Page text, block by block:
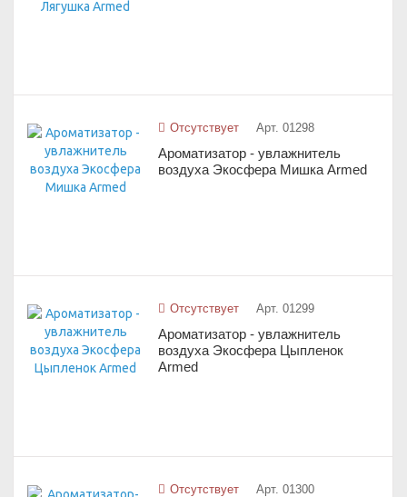
Отсутствует Арт. 01298
Ароматизатор - увлажнитель
воздуха Экосфера Мишка Armed
Отсутствует Арт. 01299
Ароматизатор - увлажнитель
воздуха Экосфера Цыпленок
Armed
Отсутствует Арт. 01300